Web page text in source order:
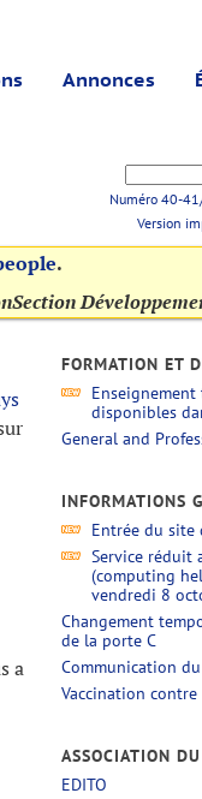
Annonces
Numéro 40-
Version
.
Section
a
FORMATION ET
Enseignement
disponibles
General and
INFORMATIONS
Entrée du site
Service réduit
(computing
vendredi 8
Changement
de la porte C
Communication
Vaccination
ASSOCIATION
EDITO